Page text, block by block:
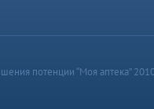
потенции “Моя аптека”